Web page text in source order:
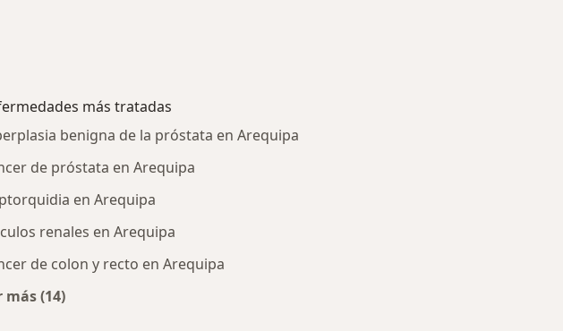
más tratadas
benigna de la próstata en Arequipa
de próstata en Arequipa
en Arequipa
renales en Arequipa
de colon y recto en Arequipa
más (14)